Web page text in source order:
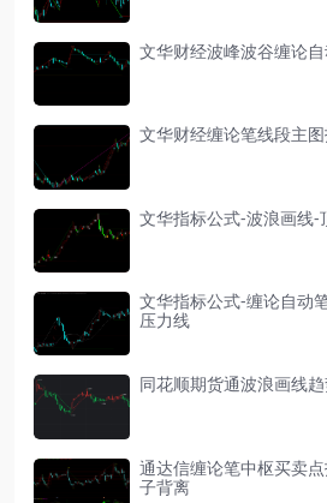
文华财经波峰波谷缠论
文华财经缠论笔线段主
文华指标公式-波浪画线-
文华指标公式-缠论自动
压力线
同花顺期货通波浪画线
通达信缠论笔中枢买卖
子背离